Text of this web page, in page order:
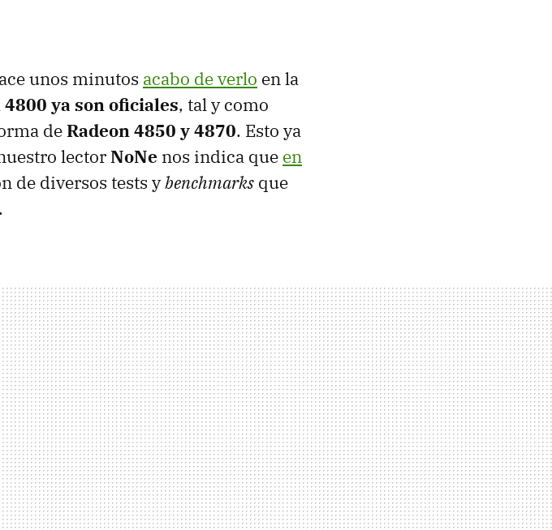
unos minutos acabo de verlo en la
ya son oficiales, tal y como
deRadeon 4850 y 4870. Esto ya
lectorNoNe nos indica que en
de diversos tests ybenchmarks que